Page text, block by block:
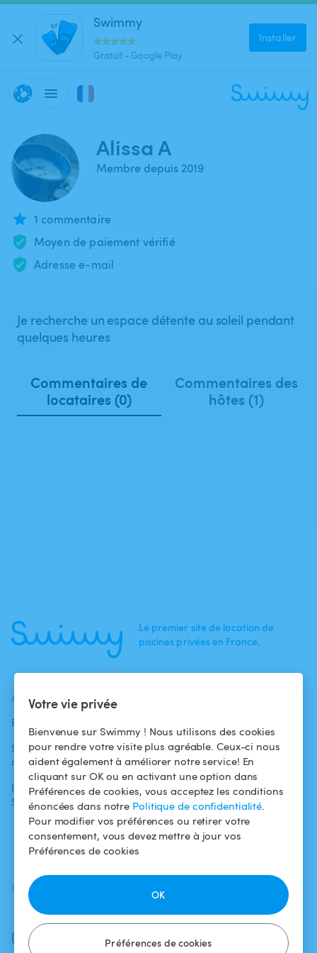
Votre vie privée
Bienvenue sur Swimmy ! Nous utilisons des cookies
pour rendre votre visite plus agréable. Ceux-ci nous
aident également à améliorer notre service! En
cliquant sur OK ou en activant une option dans
Préférences de cookies, vous acceptez les conditions
énoncées dans notre Politique de confidentialité.
Pour modifier vos préférences ou retirer votre
consentement, vous devez mettre à jour vos
Préférences de cookies
Préférences de cookies
OK
Swimmy
Gratuit - Google Play
Installer
Alissa A
Membre depuis 2019
1 commentaire
Moyen de paiement vérifié
Adresse e-mail
Je recherche un espace détente au soleil pendant
quelques heures
Commentaires de
locataires (0)
Commentaires des
hôtes (1)
Le premier site de location de
piscines privées en France.
ACTUALITÉS
Blog
Swimmy dans les
médias
L'aventure
Swimmy
baigneurs
Pour les
propriétaires
Louer ma piscine
Comment ça
marche ?
Conditions
d'utilisation
Politique de
confidentialité
Mentions légales
SUIVEZ-NOUS
Facebook
Instagram